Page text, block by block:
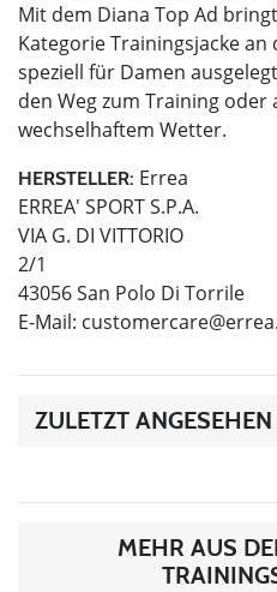
Mit dem Diana Top Ad
Kategorie Trainingsjacke
speziell für Damen
den Weg zum Training oder
wechselhaftem Wetter.
HERSTELLER: Errea
ERREA' SPORT S.P.A.
VIA G. DI VITTORIO
2/1
43056 San Polo Di Torrile
E-Mail:
ZULETZT ANGESEHEN
MEHR AUS